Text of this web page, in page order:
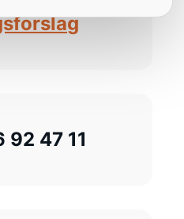
92 47 11